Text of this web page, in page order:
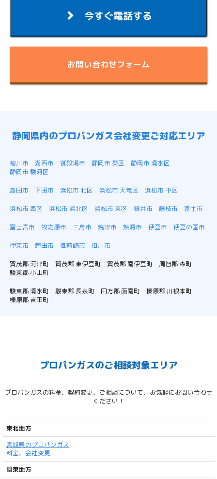
今すぐ電話する
お問い合わせフォーム
静岡県内のプロパンガス会社変更ご対応エリア
菊川市 湖西市 御殿場市 静岡市 葵区
静岡市 清水区
静岡市 駿河区
島田市 下田市 浜松市 北区 浜松市 天竜区 浜松市 中区
浜松市 西区 浜松市 浜北区 浜松市 東区 袋井市 藤枝市 富士市
富士宮市 牧之原市 三島市 焼津市 熱海市 伊豆市 伊豆の国市
伊東市 磐田市 御前崎市 掛川市
賀茂郡 河津町 賀茂郡 東伊豆町 賀茂郡 南伊豆町
周智郡 森町
駿東郡 小山町
駿東郡 清水町 駿東郡 長泉町 田方郡 函南町
榛原郡 川根本町
榛原郡 吉田町
プロパンガスのご相談対象エリア
プロパンガスの料金、契約変更、ご相談について、お気軽にお問い合わせ
ください！
東北地方
宮城県のプロパンガス
料金、会社変更
関東地方